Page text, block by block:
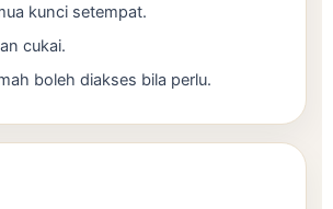
kunci setempat.
cukai.
boleh diakses bila perlu.